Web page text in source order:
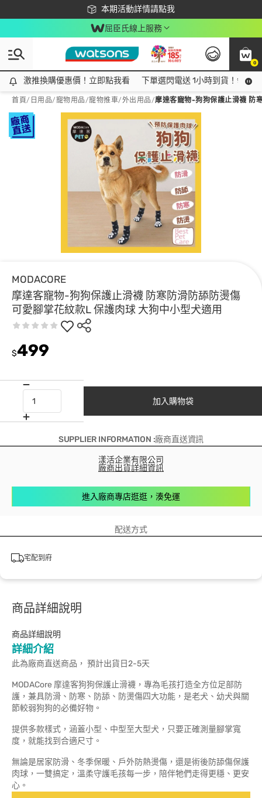
本期活動詳情請點我
下載app最高回饋$350
屈臣氏線上服務
0
激推換購優惠價！立即點我看
激推換購優惠價！立即點我看 下單選閃電送 1小時到貨！領神
首頁/ 日用品/寵物用品/寵物推車/外出用品/摩達客寵物-狗狗保護止滑襪 防
MODACORE
摩達客寵物-狗狗保護止滑襪 防寒防滑防舔防燙傷
可愛腳掌花紋款L 保護肉球 大狗中小型犬適用
$499
加入購物袋
SUPPLIER INFORMATION :廠商直送資訊
漾活企業有限公司
廠商出貨詳細資訊
進入廠商專店逛逛，湊免運
配送方式
宅配到府
商品詳細說明
商品詳細說明
詳細介紹
此為廠商直送商品， 預計出貨日2-5天
MODACore 摩達客狗狗保護止滑襪，專為毛孩打造全方位足部防
護，兼具防滑、防寒、防舔、防燙傷四大功能，是老犬、幼犬與關
節較弱狗狗的必備好物。
提供多款樣式，涵蓋小型、中型至大型犬，只要正確測量腳掌寬
度，就能找到合適尺寸。
無論是居家防滑、冬季保暖、戶外防熱燙傷，還是術後防舔傷保護
肉球，一雙搞定，溫柔守護毛孩每一步，陪伴牠們走得更穩、更安
心。